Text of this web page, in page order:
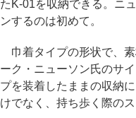
たK-01を収納できる。ニ
ンするのは初めて。
巾着タイプの形状で、
ーク・ニューソン氏のサ
プを装着したままの収納
けでなく、持ち歩く際の